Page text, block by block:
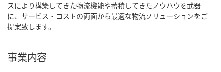
スにより構築してきた物流機能や蓄積してきたノウハウを武器
に、サービス・コストの両面から最適な物流ソリューションをご
提案致します。
事業内容